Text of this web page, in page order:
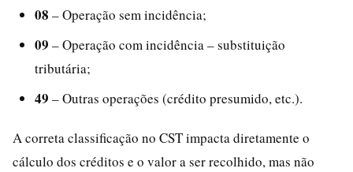
08 – Operação sem incidência;
09 – Operação com incidência – substituição
tributária;
49 – Outras operações (crédito presumido, etc.).
A correta classificação no CST impacta diretamente o
cálculo dos créditos e o valor a ser recolhido, mas não